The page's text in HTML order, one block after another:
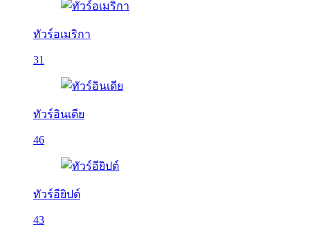
ทัวร์อเมริกา
31
ทัวร์อินเดีย
46
ทัวร์อียิปต์
43